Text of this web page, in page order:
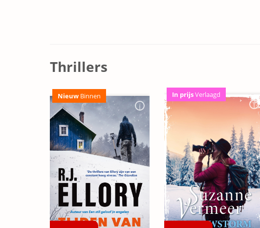
Thrillers
Nieuw Binnen In prijsVerlaagd